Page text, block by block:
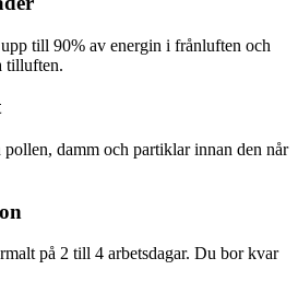
till 90% av energin i frånluften och
tilluften.
damm och partiklar innan den når
på 2 till 4 arbetsdagar. Du bor kvar